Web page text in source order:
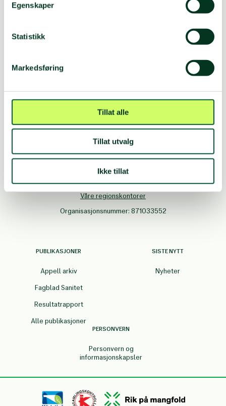
Egenskaper
Statistikk
Markedsføring
Tillat alle
Tillat utvalg
Ikke tillat
Vipps: Valgfritt beløp til#10145
Innsamlingskonto: 5005.14.00000
E-post:norsk.folkehjelp@npaid.org
Postboks 8844, Youngstorget, 0028 OSLO
Besøksadresse: Møllergata 2b, 4. etasje, 0155 OSLO
Våre regionskontorer
Organisasjonsnummer: 871033552
PUBLIKASJONER
Appell arkiv
Fagblad Sanitet
Resultatrapport
Alle publikasjoner
SISTE NYTT
Nyheter
PERSONVERN
Personvern og
informasjonskapsler